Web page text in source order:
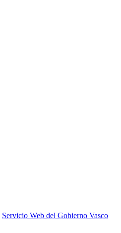
Servicio Web del Gobierno Vasco